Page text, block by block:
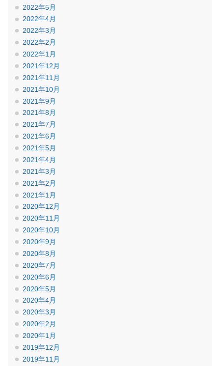
2022年5月
2022年4月
2022年3月
2022年2月
2022年1月
2021年12月
2021年11月
2021年10月
2021年9月
2021年8月
2021年7月
2021年6月
2021年5月
2021年4月
2021年3月
2021年2月
2021年1月
2020年12月
2020年11月
2020年10月
2020年9月
2020年8月
2020年7月
2020年6月
2020年5月
2020年4月
2020年3月
2020年2月
2020年1月
2019年12月
2019年11月